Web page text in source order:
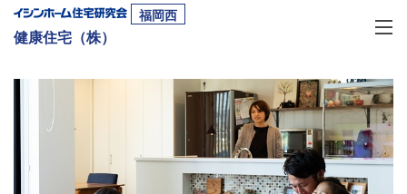
福岡西
健康住宅（株）